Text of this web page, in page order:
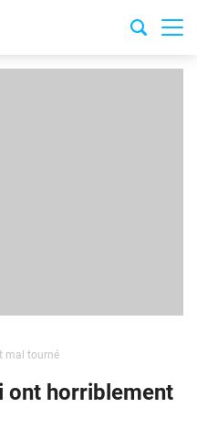
mal tourné
ont horriblement